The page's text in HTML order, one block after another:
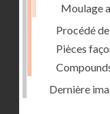
Moulage
Procédé
Pièces
Dernière